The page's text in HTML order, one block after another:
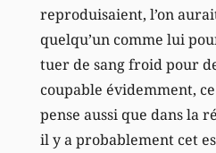
reproduisaient, l’on
quelqu’un comme lui
tuer de sang froid pour
coupable évidemment,
pense aussi que dans la
il y a probablement cet